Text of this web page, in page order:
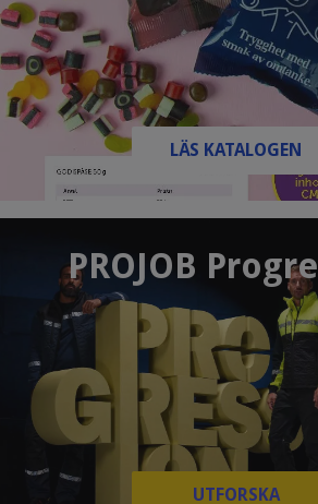
LÄS KATALOGEN
PROJOB
UTFORSKA